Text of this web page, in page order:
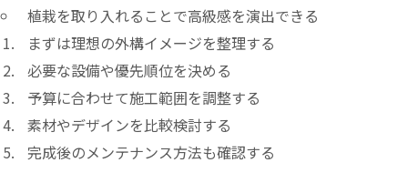
植栽を取り入れることで高級感を演出できる
まずは理想の外構イメージを整理する
必要な設備や優先順位を決める
予算に合わせて施工範囲を調整する
素材やデザインを比較検討する
完成後のメンテナンス方法も確認する